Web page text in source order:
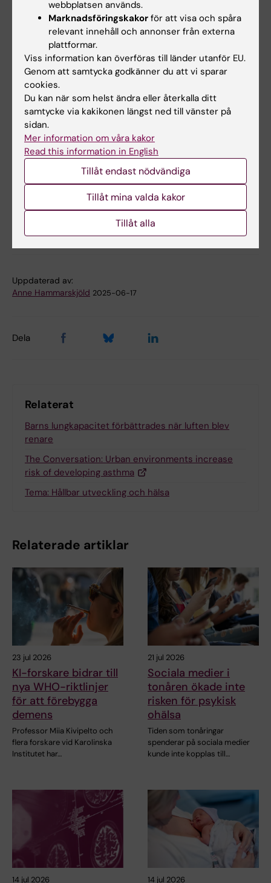
Lakerveld, Petter Ljungman, Simon Kebede
Merid, Pawel Macek, Marta Manczuk, Anne-
Sophie Merritt, Agnieszka Pac, Priit Palta,
Göran Pershagen, Annette Peters, Hynek
Pikhart, Apolline Saucy, Tamara Schikowski,
Youchen Shen, Marie Standl, Cathryn Tonne,
Roel Vermeulen, Jelle Vlaanderen, Judith M
Vonk, Kathrin Wolf, Carl Henrik Ek,Olena
Gruzieva, Ulrike Gehring, Erik Melén,
Regional Health-Europe,online 16 maj 2025,
doi: 10.1016/j.lanepe.2025.101314.
Tags
Lifestyle4Health (sv) Astma Miljömedicin
Pediatrik
Uppdaterad av:
Anne Hammarskjöld 2025-06-17
Dela
Relaterat
Barns lungkapacitet förbättrades när luften blev
renare
The Conversation: Urban environments increase
risk of developing asthma
Tema: Hållbar utveckling och hälsa
Relaterade artiklar
23 jul 2026
KI-forskare bidrar till
nya WHO-riktlinjer
för att förebygga
demens
Professor Miia Kivipelto och
flera forskare vid Karolinska
Institutet har…
21 jul 2026
Sociala medier i
tonåren ökade inte
risken för psykisk
ohälsa
Tiden som tonåringar
spenderar på sociala medier
kunde inte kopplas till…
14 jul 2026 14 jul 2026
webbplatsen används.
Marknadsföringskakor för att visa och spåra
relevant innehåll och annonser från externa
plattformar.
Viss information kan överföras till länder utanför EU.
Genom att samtycka godkänner du att vi sparar
cookies.
Du kan när som helst ändra eller återkalla ditt
samtycke via kakikonen längst ned till vänster på
sidan.
Mer information om våra kakor
Read this information in English
Tillåt endast nödvändiga
Tillåt mina valda kakor
Tillåt alla